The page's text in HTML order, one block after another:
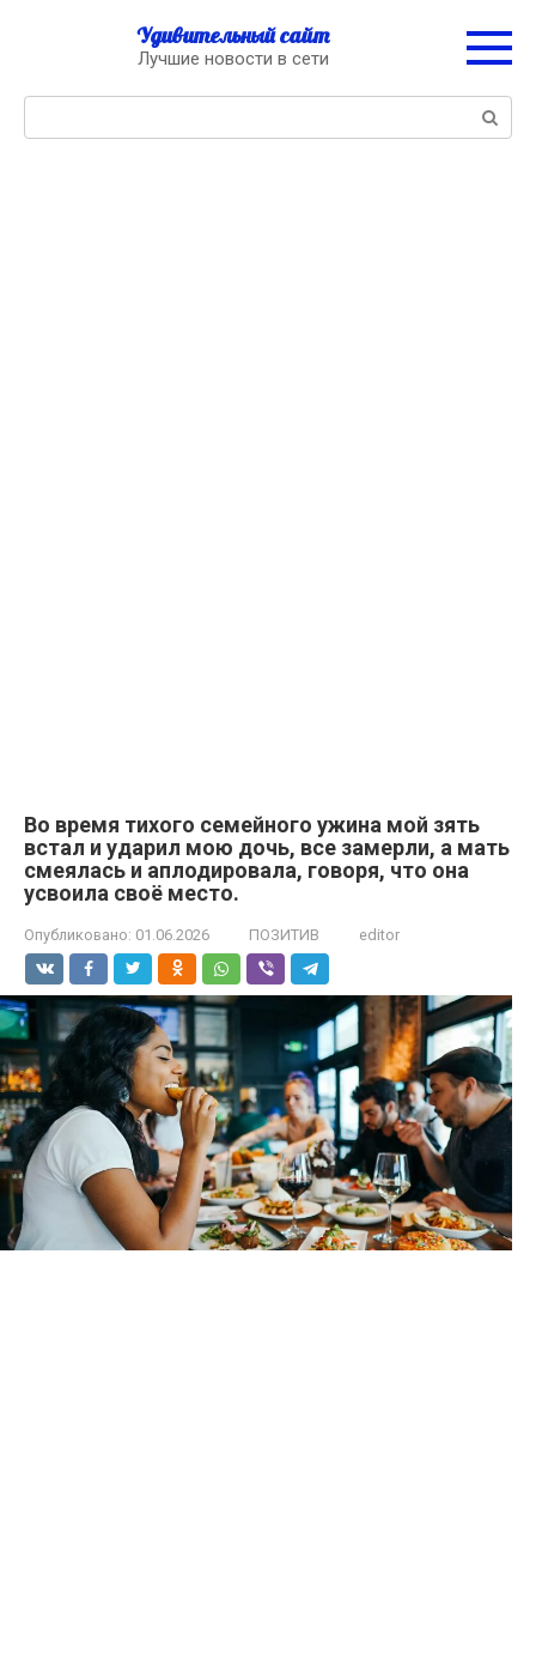
Удивительный сайт
Лучшие новости в сети
Во время тихого семейного ужина мой зять
встал и ударил мою дочь, все замерли, а мать
смеялась и аплодировала, говоря, что она
усвоила своё место.
Опубликовано: 01.06.2026 ПОЗИТИВ editor